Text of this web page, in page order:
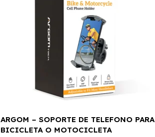
ARGOM – SOPORTE DE TELEFONO PARA
BICICLETA O MOTOCICLETA